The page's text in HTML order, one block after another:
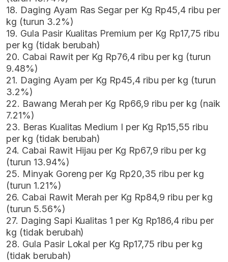
18. Daging Ayam Ras Segar per Kg Rp45,4 ribu per
kg (turun 3.2%)
19. Gula Pasir Kualitas Premium per Kg Rp17,75 ribu
per kg (tidak berubah)
20. Cabai Rawit per Kg Rp76,4 ribu per kg (turun
9.48%)
21. Daging Ayam per Kg Rp45,4 ribu per kg (turun
3.2%)
22. Bawang Merah per Kg Rp66,9 ribu per kg (naik
7.21%)
23. Beras Kualitas Medium I per Kg Rp15,55 ribu
per kg (tidak berubah)
24. Cabai Rawit Hijau per Kg Rp67,9 ribu per kg
(turun 13.94%)
25. Minyak Goreng per Kg Rp20,35 ribu per kg
(turun 1.21%)
26. Cabai Rawit Merah per Kg Rp84,9 ribu per kg
(turun 5.56%)
27. Daging Sapi Kualitas 1 per Kg Rp186,4 ribu per
kg (tidak berubah)
28. Gula Pasir Lokal per Kg Rp17,75 ribu per kg
(tidak berubah)